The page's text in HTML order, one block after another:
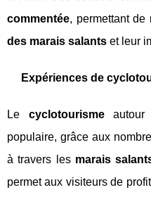
commentée, permettant de
des marais salants et leur
Expériences de
Le cyclotourismeautour
populaire, grâce aux
à travers les marais
permet aux visiteurs de